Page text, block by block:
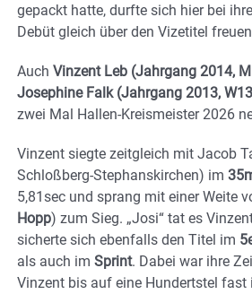
gepackt hatte, durfte sich hier bei
Debüt gleich über den Vizetitel
Auch Vinzent Leb (Jahrgang 2014,
Josephine Falk (Jahrgang 2013,
zwei Mal Hallen-Kreismeister 2026
Vinzent siegte zeitgleich mit Jacob
Schloßberg-Stephanskirchen) im
5,81sec und sprang mit einer Weite
Hopp) zum Sieg. „Josi“ tat es
sicherte sich ebenfalls den Titel im
als auch im Sprint. Dabei war ihre
Vinzent bis auf eine Hundertstel fast